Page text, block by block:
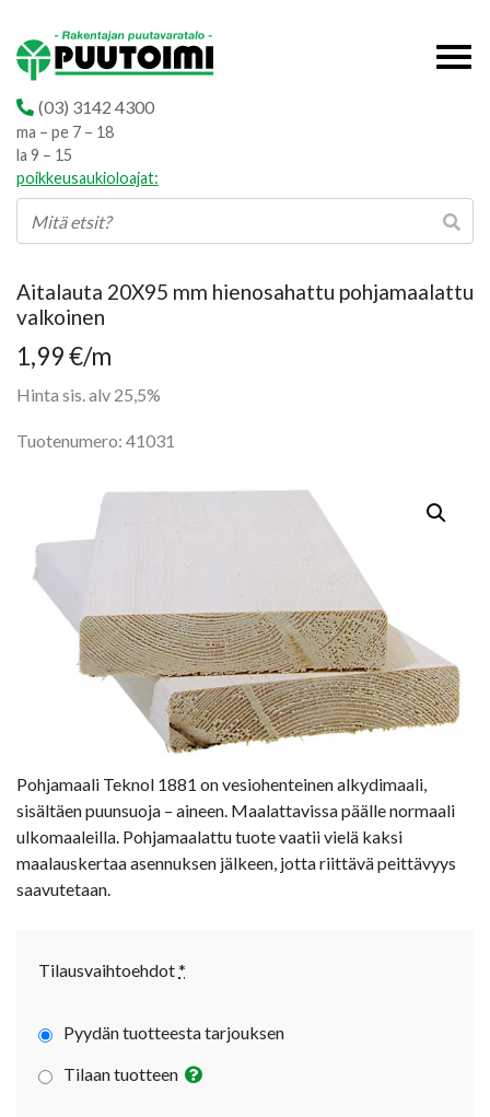
(03) 3142 4300
ma – pe 7 – 18
la 9 – 15
poikkeusaukioloajat:
Aitalauta 20X95 mm hienosahattu pohjamaalattu
valkoinen
1,99€/m
Hinta sis. alv 25,5%
Tuotenumero: 41031
Pohjamaali Teknol 1881 on vesiohenteinen alkydimaali,
sisältäen puunsuoja – aineen. Maalattavissa päälle normaali
ulkomaaleilla. Pohjamaalattu tuote vaatii vielä kaksi
maalauskertaa asennuksen jälkeen, jotta riittävä peittävyys
saavutetaan.
Tilausvaihtoehdot*
Pyydän tuotteesta tarjouksen
Tilaan tuotteen